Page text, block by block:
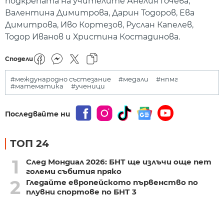
Валентина Димитрова, Дарин Тодоров, Ева
Димитрова, Иво Кортезов, Руслан Капелев,
Тодор Иванов и Христина Костадинова.
Сподели
#международно състезание #медали
#нпмг
#математика
#ученици
Последвайте ни
ТОП 24
1
След Мондиал 2026: БНТ ще излъчи още пет
големи събития пряко
2
Гледайте европейското първенство по
плувни спортове по БНТ 3